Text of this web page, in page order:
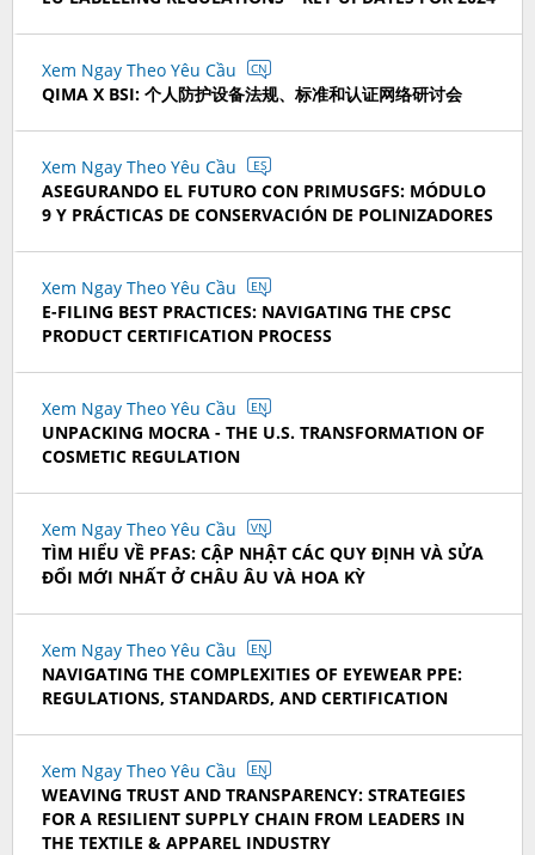
Xem Ngay Theo Yêu Cầu CN
QIMA X BSI: 个人防护设备法规、标准和认证网络研讨会
Xem Ngay Theo Yêu Cầu ES
ASEGURANDO EL FUTURO CON PRIMUSGFS: MÓDULO
9 Y PRÁCTICAS DE CONSERVACIÓN DE POLINIZADORES
Xem Ngay Theo Yêu Cầu EN
E-FILING BEST PRACTICES: NAVIGATING THE CPSC
PRODUCT CERTIFICATION PROCESS
Xem Ngay Theo Yêu Cầu EN
UNPACKING MOCRA - THE U.S. TRANSFORMATION OF
COSMETIC REGULATION
Xem Ngay Theo Yêu Cầu VN
TÌM HIỂU VỀ PFAS: CẬP NHẬT CÁC QUY ĐỊNH VÀ SỬA
ĐỔI MỚI NHẤT Ở CHÂU ÂU VÀ HOA KỲ
Xem Ngay Theo Yêu Cầu EN
NAVIGATING THE COMPLEXITIES OF EYEWEAR PPE:
REGULATIONS, STANDARDS, AND CERTIFICATION
Xem Ngay Theo Yêu Cầu EN
WEAVING TRUST AND TRANSPARENCY: STRATEGIES
FOR A RESILIENT SUPPLY CHAIN FROM LEADERS IN
THE TEXTILE & APPAREL INDUSTRY